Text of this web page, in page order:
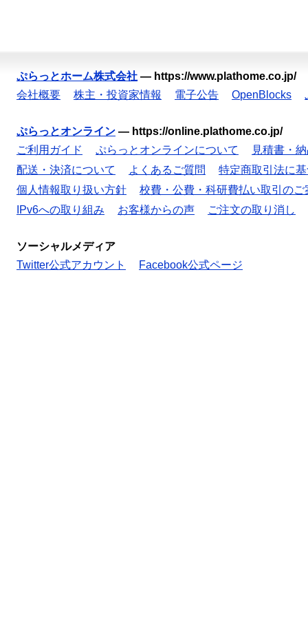
ぷらっとホーム株式会社 — https://www.plathome.co.jp/
会社概要
株主・投資家情報 電子公告 OpenBlocks
ぷらっとオンライン — https://online.plathome.co.jp/
ご利用ガイド
ぷらっとオンラインについて
見積書・
配送・決済について
よくあるご質問
特定商取引法に
個人情報取り扱い方針
校費・公費・科研費払い取引のご
IPv6への取り組み
お客様からの声 ご注文の取り消し
ソーシャルメディア
Twitter公式アカウント
Facebook公式ページ